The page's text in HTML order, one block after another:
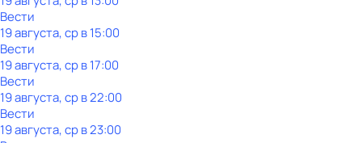
Вести
19 августа, ср в 15:00
Вести
19 августа, ср в 17:00
Вести
19 августа, ср в 22:00
Вести
19 августа, ср в 23:00